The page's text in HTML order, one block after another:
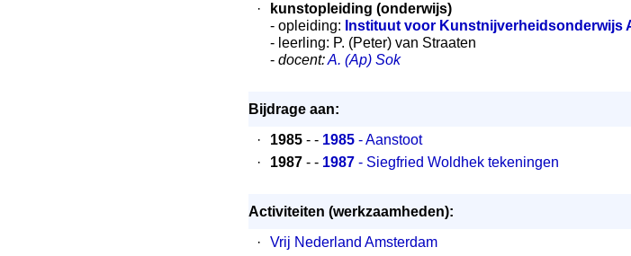
·
kunstopleiding (onderwijs)
- opleiding: Instituut voor Kunstnijverheidsonderwijs
- leerling: P. (Peter) van Straaten
- docent:A. (Ap) Sok
Bijdrage aan:
·
1985 - - 1985 - Aanstoot
·
1987 - - 1987 - Siegfried Woldhek tekeningen
Activiteiten (werkzaamheden):
·
Vrij Nederland Amsterdam